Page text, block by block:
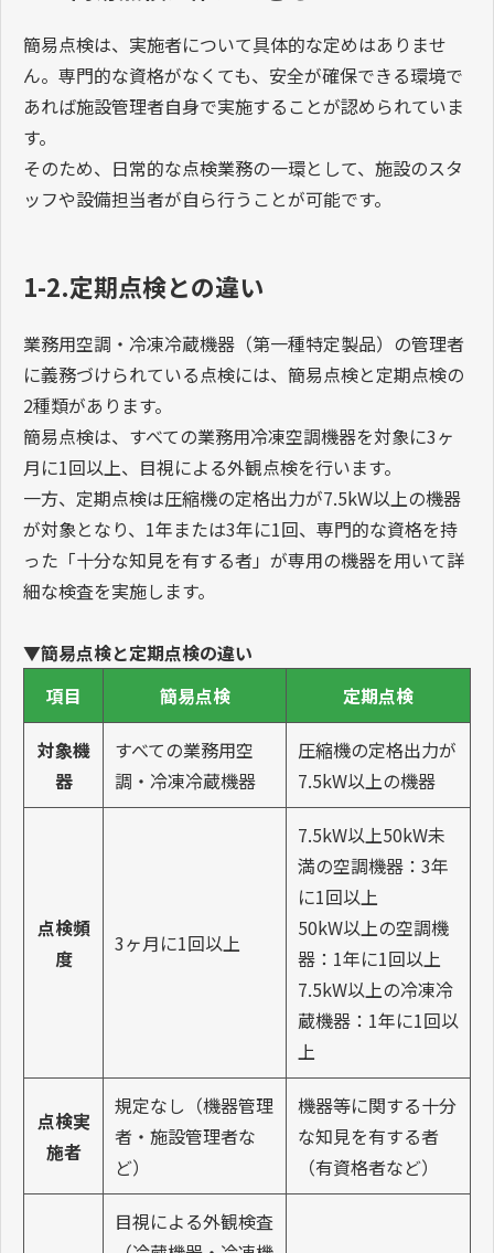
簡易点検は、実施者について具体的な定めはありませ
ん。専門的な資格がなくても、安全が確保できる環境で
あれば施設管理者自身で実施することが認められていま
す。
そのため、日常的な点検業務の一環として、施設のスタ
ッフや設備担当者が自ら行うことが可能です。
1-2.定期点検との違い
業務用空調・冷凍冷蔵機器（第一種特定製品）の管理者
に義務づけられている点検には、簡易点検と定期点検の
2種類があります。
簡易点検は、すべての業務用冷凍空調機器を対象に3ヶ
月に1回以上、目視による外観点検を行います。
一方、定期点検は圧縮機の定格出力が7.5kW以上の機器
が対象となり、1年または3年に1回、専門的な資格を持
った「十分な知見を有する者」が専用の機器を用いて詳
細な検査を実施します。
▼簡易点検と定期点検の違い
項目
簡易点検 定期点検
対象機
器
すべての業務用空
調・冷凍冷蔵機器
圧縮機の定格出力が
7.5kW以上の機器
点検頻
度
3ヶ月に1回以上
7.5kW以上50kW未
満の空調機器：3年
に1回以上
50kW以上の空調機
器：1年に1回以上
7.5kW以上の冷凍冷
蔵機器：1年に1回以
上
点検実
施者
規定なし（機器管理
者・施設管理者な
ど）
機器等に関する十分
な知見を有する者
（有資格者など）
目視による外観検査